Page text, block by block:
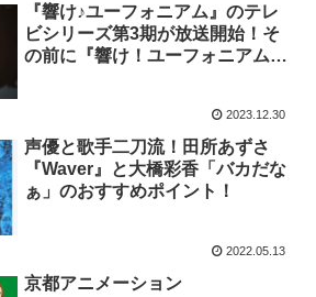
『響け♪ユーフォニアム』のテレ
ビシリーズ第3期が放送開始！そ
の前に『響け！ユーフォニアム公
2023.12.30
声優と歌手二刀流！田所あずさ
『Waver』と大橋彩香「バカだな
ぁ」のおすすめポイント！
2022.05.13
京都アニメーション